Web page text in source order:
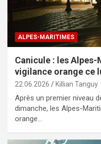
ALPES-MARITIMES
Canicule : les
vigilance orange ce
22.06.2026 Killian Tanguy
Après un premier niveau
dimanche, les Alpes-
orange…